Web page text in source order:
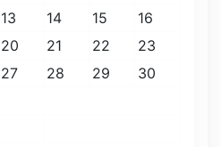
13 14 15
16
20 21 22
23
27 28 29
30